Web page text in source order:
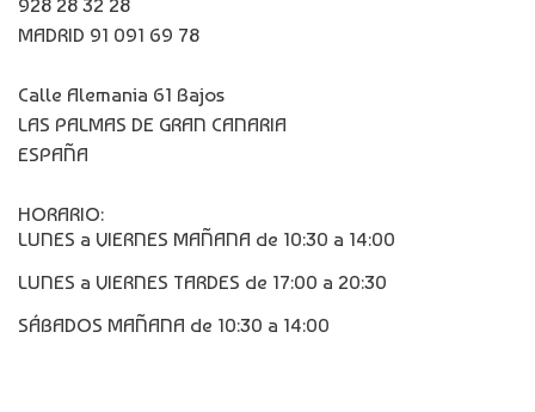
MADRID 91 091 69 78
Calle Alemania 61 Bajos
LAS PALMAS DE GRAN CANARIA
ESPAÑA
HORARIO:
LUNES a VIERNES MAÑANA de 10:30 a 14:00
LUNES a VIERNES TARDES de 17:00 a 20:30
SÁBADOS MAÑANA de 10:30 a 14:00